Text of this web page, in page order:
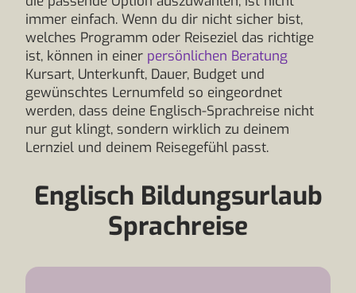
immer einfach. Wenn du dir nicht sicher bist,
welches Programm oder Reiseziel das richtige
ist, können in einer persönlichen Beratung
Kursart, Unterkunft, Dauer, Budget und
gewünschtes Lernumfeld so eingeordnet
werden, dass deine Englisch-Sprachreise nicht
nur gut klingt, sondern wirklich zu deinem
Lernziel und deinem Reisegefühl passt.
Englisch Bildungsurlaub
Sprachreise